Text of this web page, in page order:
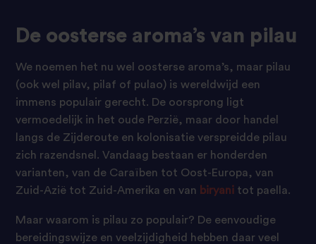
De oosterse aroma’s van pilau
We noemen het nu wel oosterse aroma’s, maar pilau
(ook wel pilav, pilaf of pulao) is wereldwijd een
immens populair gerecht. De oorsprong ligt
vermoedelijk in het oude Perzië, maar door handel
langs de Zijderoute en kolonisatie verspreidde pilau
zich razendsnel. Vandaag bestaan er honderden
varianten, van de Caraïben tot Oost-Europa, van
Zuid-Azië tot Zuid-Amerika en van biryani tot paella.
Maar waarom is pilau zo populair? De eenvoudige
bereidingswijze en veelzijdigheid hebben daar veel